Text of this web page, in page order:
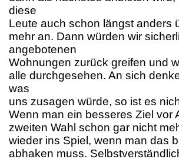
diese
Leute auch schon längst anders
mehr an. Dann würden wir
angebotenen
Wohnungen zurück greifen und
alle durchgesehen. An sich
was
uns zusagen würde, so ist es
Wenn man ein besseres Ziel vor
zweiten Wahl schon gar nicht
wieder ins Spiel, wenn man das
abhaken muss.